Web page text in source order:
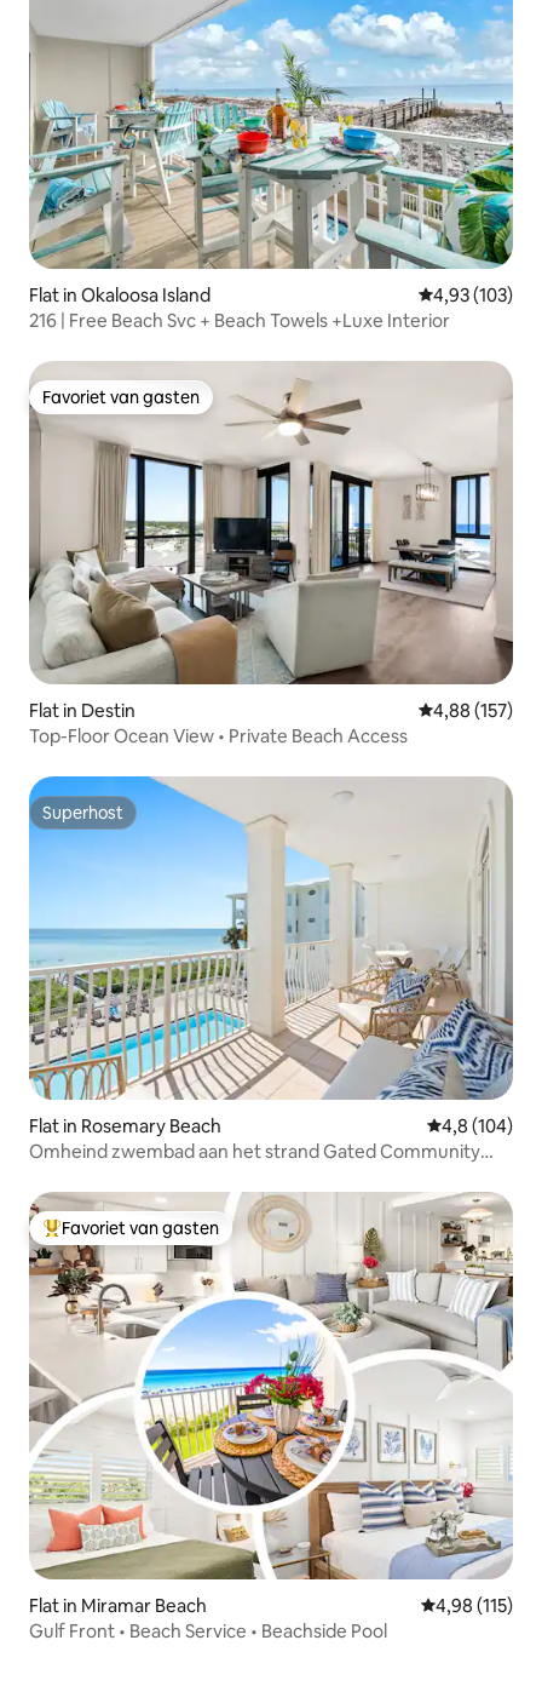
Flat in Okaloosa Island Gemiddelde
4,93 (103)
216 | Free Beach Svc + Beach Towels +Luxe Interior
Favoriet van gasten
Favoriet van gasten
Flat in Destin Gemiddelde
4,88 (157)
Top-Floor Ocean View • Private Beach Access
Superhost
Superhost
Flat in Rosemary Beach Gemiddelde
4,8 (104)
Omheind zwembad aan het strand Gated Community
Topfavoriet van gasten
Favoriet van gasten
Flat in Miramar Beach Gemiddelde
4,98 (115)
Gulf Front • Beach Service • Beachside Pool